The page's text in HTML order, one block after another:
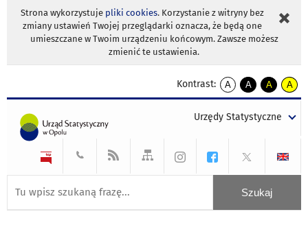
Strona wykorzystuje pliki cookies. Korzystanie z witryny bez
zmiany ustawień Twojej przeglądarki oznacza, że będą one
umieszczane w Twoim urządzeniu końcowym. Zawsze możesz
zmienić te ustawienia.
Kontrast:
A
kontrast
A
kontrast
tekst
czarnym
A
kontrast
tekst
czarnym
A
tekst
żółtym
Urzędy Statystyczne